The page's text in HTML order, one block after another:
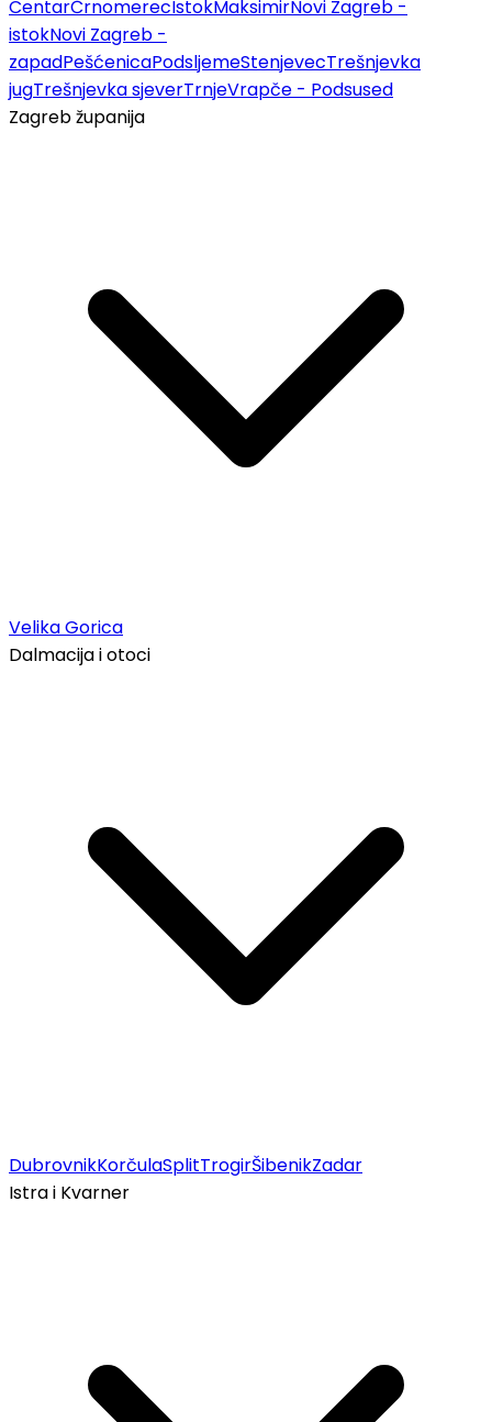
CentarČrnomerecIstokMaksimirNovi Zagreb -
istokNovi Zagreb -
zapadPešćenicaPodsljemeStenjevecTrešnjevka
jugTrešnjevka sjeverTrnjeVrapče - Podsused
Zagreb županija
Velika Gorica
Dalmacija i otoci
DubrovnikKorčulaSplitTrogirŠibenikZadar
Istra i Kvarner